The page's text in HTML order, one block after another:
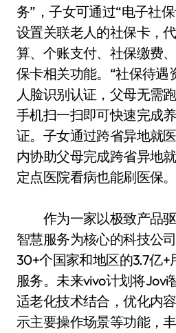
务”，子女可通过“电子社
设置关联老人的社保卡，
算、个账支付、社保缴费
保卡相关功能。“社保待遇
人脸识别认证，父母无需
手机扫一扫即可快速完成
证。子女通过跨省异地就
内协助父母完成跨省异地
定点医院看病也能刷医保。
作为一家以极致产品驱
智慧服务为核心的科技公
30+个国家和地区的3.7亿
服务。未来vivo计划将Jovi
适老化技术结合，优化内
示主要操作场景等功能，